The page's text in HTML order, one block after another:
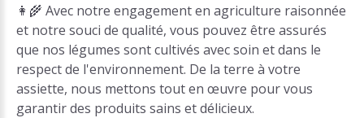
👩‍🌾 Avec notre engagement en agriculture raisonnée
et notre souci de qualité, vous pouvez être assurés
que nos légumes sont cultivés avec soin et dans le
respect de l'environnement. De la terre à votre
assiette, nous mettons tout en œuvre pour vous
garantir des produits sains et délicieux.